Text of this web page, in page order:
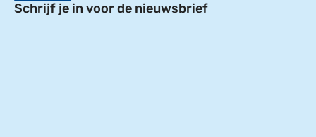
Schrijf je in voor de nieuwsbrief